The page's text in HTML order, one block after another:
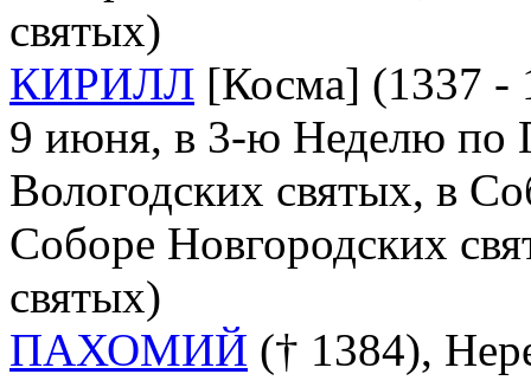
святых)
КИРИЛЛ [Косма] (1337 -
9 июня, в 3-ю Неделю по
Вологодских святых, в
Соборе Новгородских
святых)
ПАХОМИЙ († 1384),